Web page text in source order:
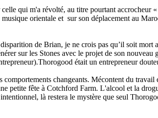
qui m'a révolté, au titre pourtant
orientale et sur son déplacement au
de Brian, je ne crois pas qu’il soit
sur les Stones avec le projet de son
était un entrepreneur
changeants. Mécontent du
petite fête à Cotchford Farm. L'alcool et la
là restera le mystère que seul